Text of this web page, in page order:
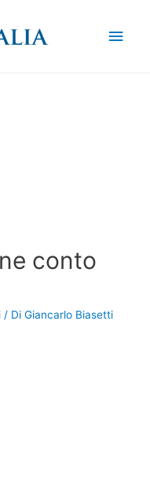
conto
/ Di Giancarlo Biasetti